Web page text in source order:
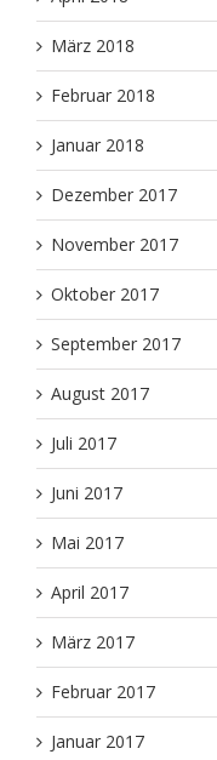
März 2018
Februar 2018
Januar 2018
Dezember 2017
November 2017
Oktober 2017
September 2017
August 2017
Juli 2017
Juni 2017
Mai 2017
April 2017
März 2017
Februar 2017
Januar 2017